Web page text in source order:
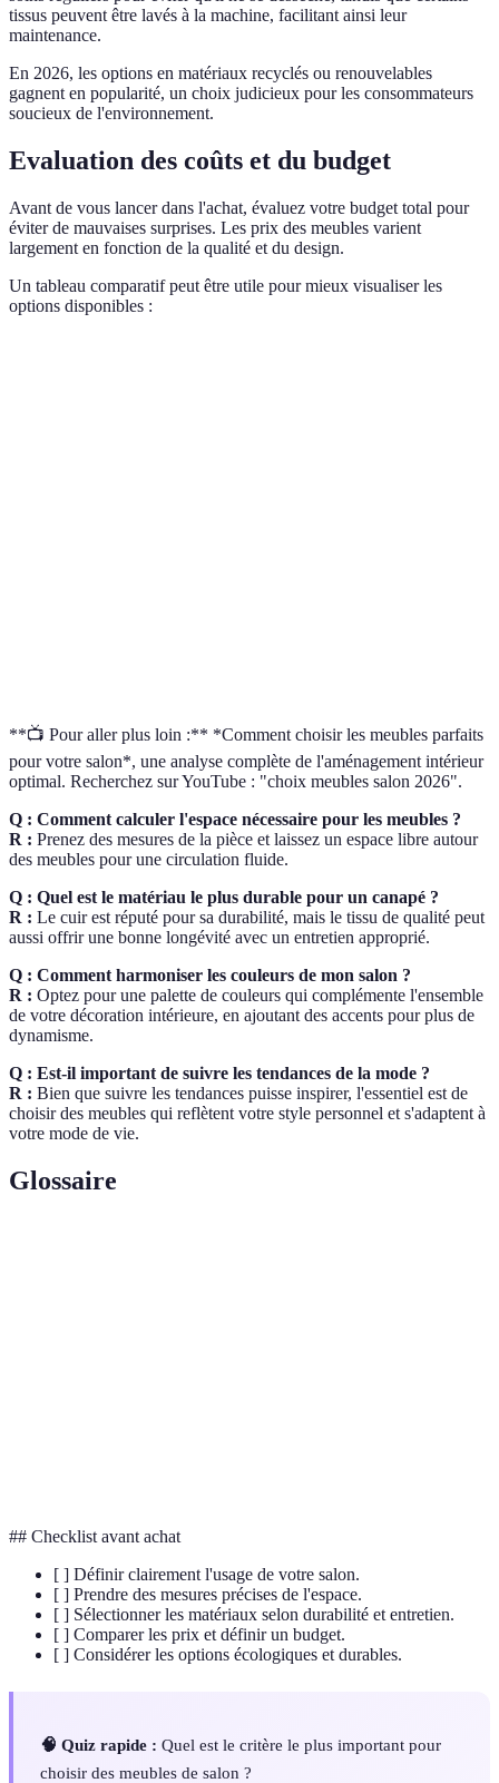
tissus peuvent être lavés à la machine, facilitant ainsi leur
maintenance.
En 2026, les options en matériaux recyclés ou renouvelables
gagnent en popularité, un choix judicieux pour les consommateurs
soucieux de l'environnement.
Evaluation des coûts et du budget
Avant de vous lancer dans l'achat, évaluez votre budget total pour
éviter de mauvaises surprises. Les prix des meubles varient
largement en fonction de la qualité et du design.
Un tableau comparatif peut être utile pour mieux visualiser les
options disponibles :
**📺 Pour aller plus loin :** *Comment choisir les meubles parfaits
pour votre salon*, une analyse complète de l'aménagement intérieur
optimal. Recherchez sur YouTube : "choix meubles salon 2026".
Q : Comment calculer l'espace nécessaire pour les meubles ?
R : Prenez des mesures de la pièce et laissez un espace libre autour
des meubles pour une circulation fluide.
Q : Quel est le matériau le plus durable pour un canapé ?
R : Le cuir est réputé pour sa durabilité, mais le tissu de qualité peut
aussi offrir une bonne longévité avec un entretien approprié.
Q : Comment harmoniser les couleurs de mon salon ?
R : Optez pour une palette de couleurs qui complémente l'ensemble
de votre décoration intérieure, en ajoutant des accents pour plus de
dynamisme.
Q : Est-il important de suivre les tendances de la mode ?
R : Bien que suivre les tendances puisse inspirer, l'essentiel est de
choisir des meubles qui reflètent votre style personnel et s'adaptent à
votre mode de vie.
Glossaire
## Checklist avant achat
[ ] Définir clairement l'usage de votre salon.
[ ] Prendre des mesures précises de l'espace.
[ ] Sélectionner les matériaux selon durabilité et entretien.
[ ] Comparer les prix et définir un budget.
[ ] Considérer les options écologiques et durables.
🧠 Quiz rapide : Quel est le critère le plus important pour
choisir des meubles de salon ?